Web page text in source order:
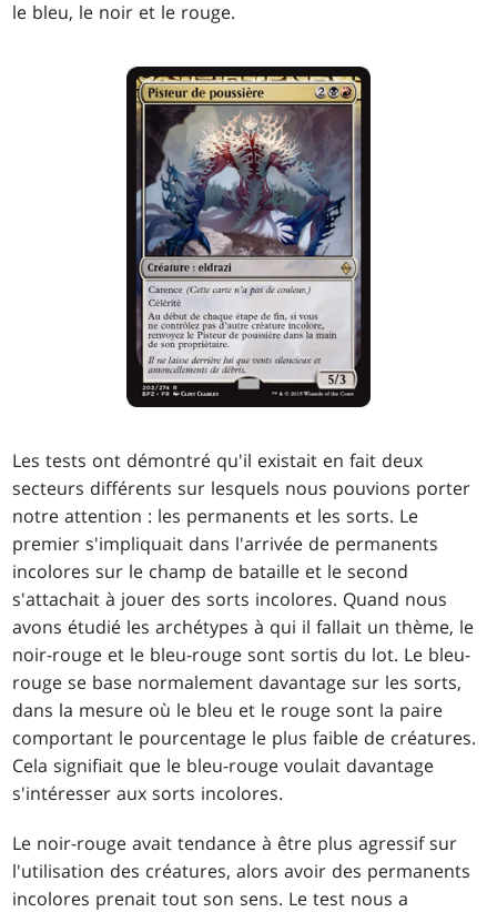
le bleu, le noir et le rouge.
Les tests ont démontré qu'il existait en fait deux
secteurs différents sur lesquels nous pouvions porter
notre attention : les permanents et les sorts. Le
premier s'impliquait dans l'arrivée de permanents
incolores sur le champ de bataille et le second
s'attachait à jouer des sorts incolores. Quand nous
avons étudié les archétypes à qui il fallait un thème, le
noir-rouge et le bleu-rouge sont sortis du lot. Le bleu-
rouge se base normalement davantage sur les sorts,
dans la mesure où le bleu et le rouge sont la paire
comportant le pourcentage le plus faible de créatures.
Cela signifiait que le bleu-rouge voulait davantage
s'intéresser aux sorts incolores.
Le noir-rouge avait tendance à être plus agressif sur
l'utilisation des créatures, alors avoir des permanents
incolores prenait tout son sens. Le test nous a